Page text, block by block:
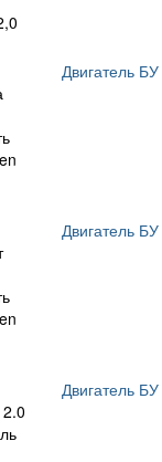
Двигатель
Двигатель
Двигатель